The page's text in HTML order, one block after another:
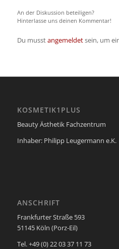
An der Diskussion beteiligen?
Hinterlasse uns deinen Kommentar!
Du musstangemeldetsein, um
KOSMETIK1PLUS
Beauty Ästhetik Fachzentrum
Inhaber: Philipp Leugermann e.K.
ANSCHRIFT
Frankfurter Straße 593
51145 Köln (Porz-Eil)
Tel. +49 (0) 22 03 37 11 73